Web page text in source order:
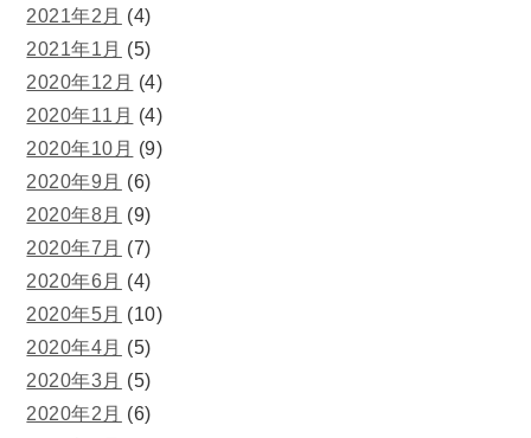
2021年2月 (4)
2021年1月 (5)
2020年12月 (4)
2020年11月 (4)
2020年10月 (9)
2020年9月 (6)
2020年8月 (9)
2020年7月 (7)
2020年6月 (4)
2020年5月 (10)
2020年4月 (5)
2020年3月 (5)
2020年2月 (6)